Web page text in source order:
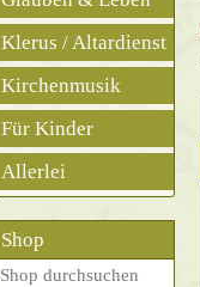
Klerus / Altardienst
Kirchenmusik
Für Kinder
Allerlei
Shop